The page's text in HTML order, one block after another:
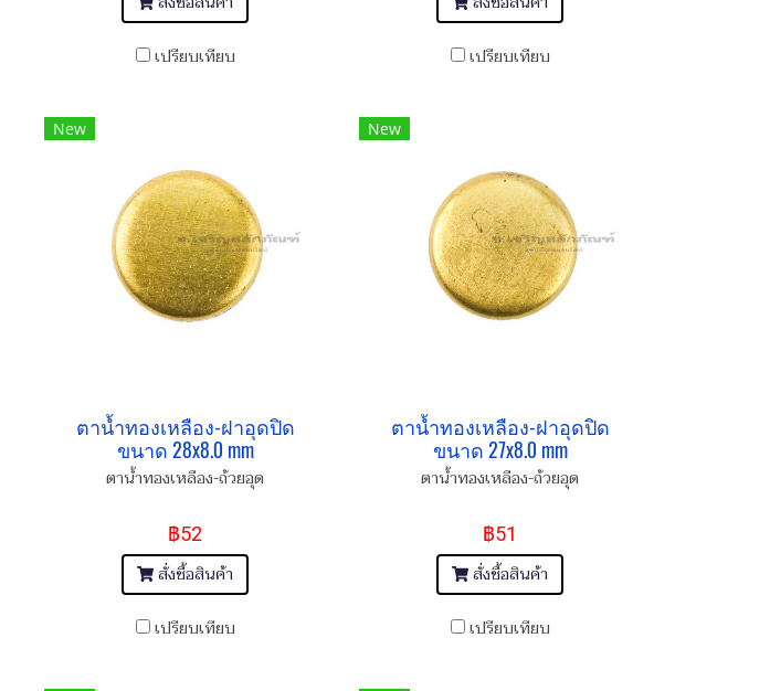
เปรียบเทียบ เปรียบเทียบ
New
ตาน้ำทองเหลือง-ฝาอุดปิด
ขนาด 28x8.0 mm
ตาน้ำทองเหลือง-ถ้วยอุด
฿52
สั่งซื้อสินค้า
เปรียบเทียบ
New
ตาน้ำทองเหลือง-ฝาอุดปิด
ขนาด 27x8.0 mm
ตาน้ำทองเหลือง-ถ้วยอุด
฿51
สั่งซื้อสินค้า
เปรียบเทียบ